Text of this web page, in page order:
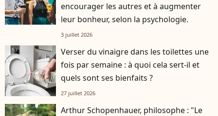
encourager les autres et à augmenter
leur bonheur, selon la psychologie.
3 juillet 2026
Verser du vinaigre dans les toilettes une
fois par semaine : à quoi cela sert-il et
quels sont ses bienfaits ?
27 juillet 2026
Arthur Schopenhauer, philosophe : "Le